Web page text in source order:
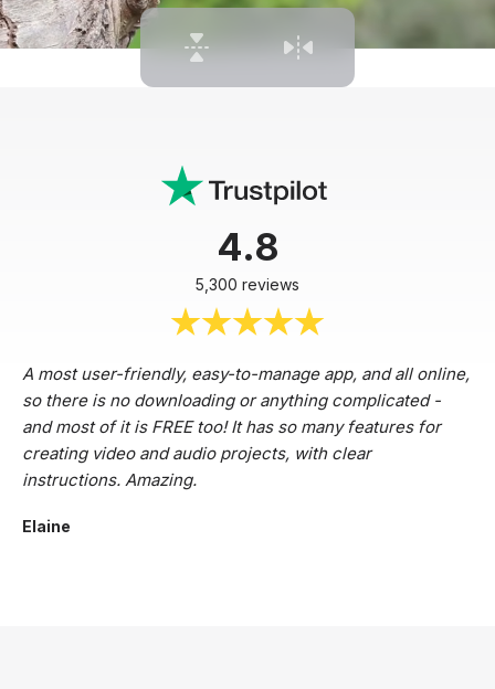
4.8
5,300 reviews
A most user-friendly, easy-to-manage app, and all online,
so there is no downloading or anything complicated -
and most of it is FREE too! It has so many features for
creating video and audio projects, with clear
instructions. Amazing.
Elaine